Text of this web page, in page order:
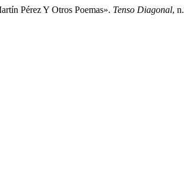
Pérez Y Otros Poemas». Tenso Diagonal,